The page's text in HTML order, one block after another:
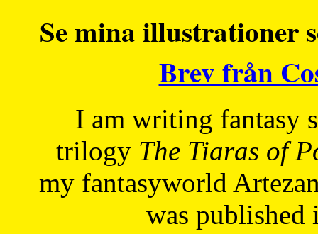
Se mina illustrationer
Brev från
I am writing fantasy
trilogy The Tiaras of
my fantasyworld
was published